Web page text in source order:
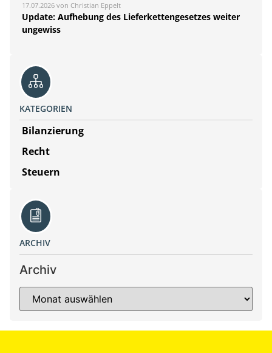
17.07.2026 von Christian Eppelt
Update: Aufhebung des Lieferkettengesetzes weiter
ungewiss
KATEGORIEN
Bilanzierung
Recht
Steuern
ARCHIV
Archiv